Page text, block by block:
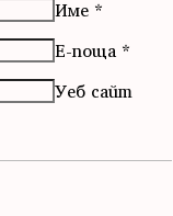
Име *
Е-поща *
Уеб сайт